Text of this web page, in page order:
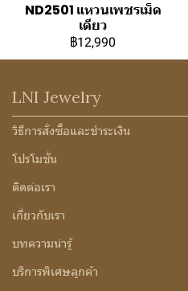
ND2501 แหวนเพชรเม็ด
เดียว
฿12,990
LNI Jewelry
วิธีการสั่งซื้อและชำระเงิน
โปรโมชั่น
ติดต่อเรา
เกี่ยวกับเรา
บทความน่ารู้
บริการพิเศษลูกค้า